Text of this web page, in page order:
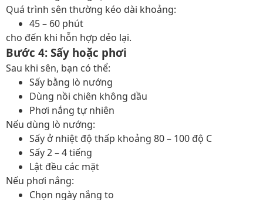
Quá trình sên thường kéo dài khoảng:
45 – 60 phút
cho đến khi hỗn hợp dẻo lại.
Bước 4: Sấy hoặc phơi
Sau khi sên, bạn có thể:
Sấy bằng lò nướng
Dùng nồi chiên không dầu
Phơi nắng tự nhiên
Nếu dùng lò nướng:
Sấy ở nhiệt độ thấp khoảng 80 – 100 độ C
Sấy 2 – 4 tiếng
Lật đều các mặt
Nếu phơi nắng:
Chọn ngày nắng to